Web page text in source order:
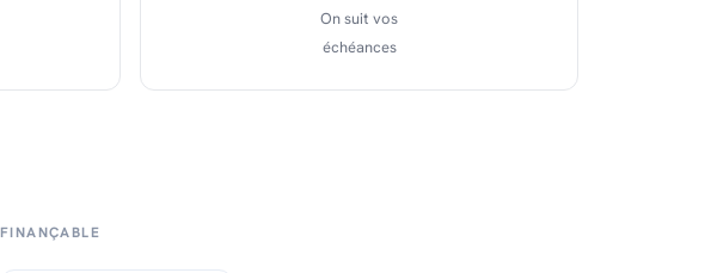
On suit vos
échéances